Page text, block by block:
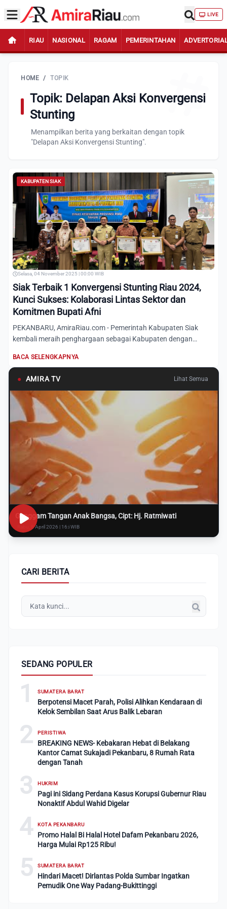
LIVE
RIAU NASIONAL RAGAM PEMERINTAHAN
HOME / TOPIK
Topik: Delapan Aksi Konvergensi
Stunting
Menampilkan berita yang berkaitan dengan topik
"Delapan Aksi Konvergensi Stunting".
KABUPATEN SIAK
Selasa, 04 November 2025 | 00:00 WIB
Siak Terbaik 1 Konvergensi Stunting Riau 2024,
Kunci Sukses: Kolaborasi Lintas Sektor dan
Komitmen Bupati Afni
PEKANBARU, AmiraRiau.com - Pemerintah Kabupaten Siak
kembali meraih penghargaan sebagai Kabupaten dengan
BACA SELENGKAPNYA
● AMIRA TV Lihat Semua
Genggam Tangan Anak Bangsa, Cipt: Hj. Ratmiwati
Rabu, 8 April 2026 | 16:i WIB
CARI BERITA
SEDANG POPULER
1 SUMATERA BARAT
Berpotensi Macet Parah, Polisi Alihkan Kendaraan di
Kelok Sembilan Saat Arus Balik Lebaran
2 PERISTIWA
BREAKING NEWS- Kebakaran Hebat di Belakang
Kantor Camat Sukajadi Pekanbaru, 8 Rumah Rata
dengan Tanah
3 HUKRIM
Pagi ini Sidang Perdana Kasus Korupsi Gubernur Riau
Nonaktif Abdul Wahid Digelar
4 KOTA PEKANBARU
Promo Halal Bi Halal Hotel Dafam Pekanbaru 2026,
Harga Mulai Rp125 Ribu!
5 SUMATERA BARAT
Hindari Macet! Dirlantas Polda Sumbar Ingatkan
Pemudik One Way Padang-Bukittinggi